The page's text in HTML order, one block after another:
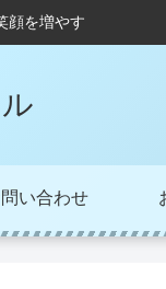
顔を増やす
い合わせ